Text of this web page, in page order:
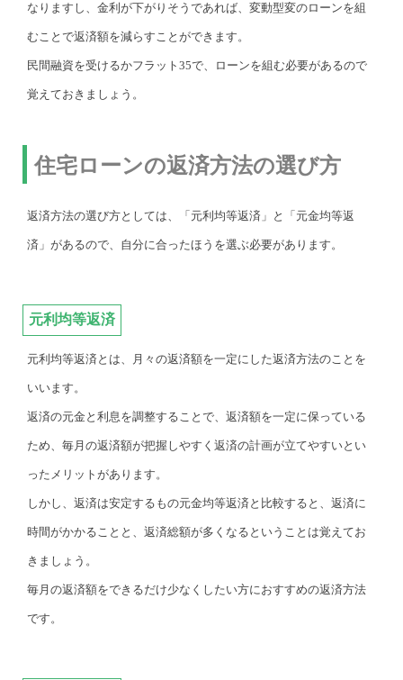
なりますし、金利が下がりそうであれば、変動型変のローンを組
むことで返済額を減らすことができます。
民間融資を受けるかフラット35で、ローンを組む必要があるので
覚えておきましょう。
住宅ローンの返済方法の選び方
返済方法の選び方としては、「元利均等返済」と「元金均等返
済」があるので、自分に合ったほうを選ぶ必要があります。
元利均等返済
元利均等返済とは、月々の返済額を一定にした返済方法のことを
いいます。
返済の元金と利息を調整することで、返済額を一定に保っている
ため、毎月の返済額が把握しやすく返済の計画が立てやすいとい
ったメリットがあります。
しかし、返済は安定するもの元金均等返済と比較すると、返済に
時間がかかることと、返済総額が多くなるということは覚えてお
きましょう。
毎月の返済額をできるだけ少なくしたい方におすすめの返済方法
です。